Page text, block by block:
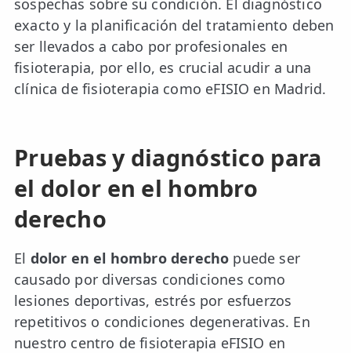
sospechas sobre su condición. El diagnóstico
exacto y la planificación del tratamiento deben
ser llevados a cabo por profesionales en
fisioterapia, por ello, es crucial acudir a una
clínica de fisioterapia como eFISIO en Madrid.
Pruebas y diagnóstico para
el dolor en el hombro
derecho
El dolor en el hombro derecho puede ser
causado por diversas condiciones como
lesiones deportivas, estrés por esfuerzos
repetitivos o condiciones degenerativas. En
nuestro centro de fisioterapia eFISIO en